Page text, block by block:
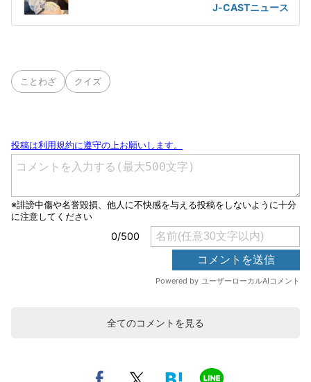
J-CASTニュース
ことわざ クイズ
全てのコメントを見る